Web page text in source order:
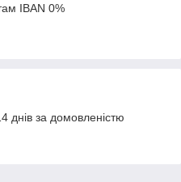
IBAN 0%
днів за домовленістю